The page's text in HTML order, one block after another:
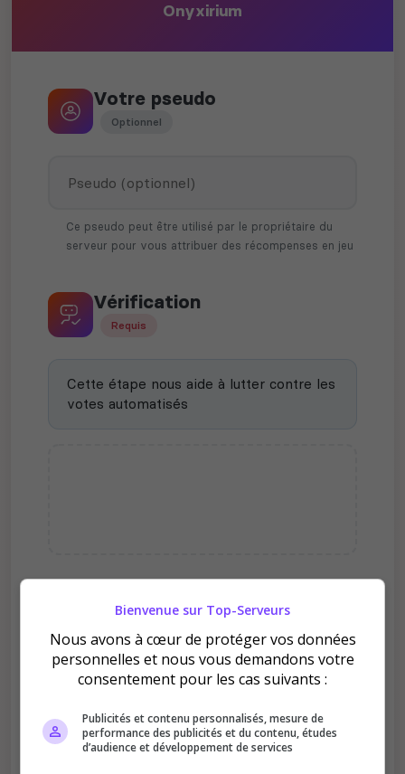
Onyxirium
Votre pseudo
Optionnel
Ce pseudo peut être utilisé par le propriétaire du
serveur pour vous attribuer des récompenses en jeu
Vérification
Requis
Cette étape nous aide à lutter contre les
votes automatisés
Pourquoi voter pour
Améliore le classement
Bienvenue sur Top-Serveurs
Nous avons à cœur de protéger vos données
personnelles et nous vous demandons votre
consentement pour les cas suivants :
Publicités et contenu personnalisés, mesure de
performance des publicités et du contenu, études
d’audience et développement de services